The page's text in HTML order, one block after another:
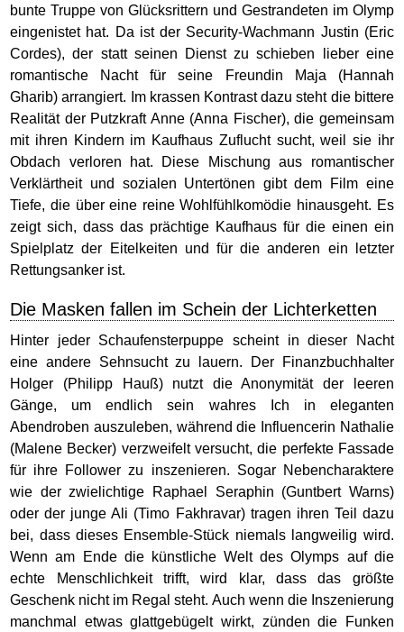
bunte Truppe von Glücksrittern und Gestrandeten im Olymp
eingenistet hat. Da ist der Security-Wachmann Justin (Eric
Cordes), der statt seinen Dienst zu schieben lieber eine
romantische Nacht für seine Freundin Maja (Hannah
Gharib) arrangiert. Im krassen Kontrast dazu steht die bittere
Realität der Putzkraft Anne (Anna Fischer), die gemeinsam
mit ihren Kindern im Kaufhaus Zuflucht sucht, weil sie ihr
Obdach verloren hat. Diese Mischung aus romantischer
Verklärtheit und sozialen Untertönen gibt dem Film eine
Tiefe, die über eine reine Wohlfühlkomödie hinausgeht. Es
zeigt sich, dass das prächtige Kaufhaus für die einen ein
Spielplatz der Eitelkeiten und für die anderen ein letzter
Rettungsanker ist.
Die Masken fallen im Schein der Lichterketten
Hinter jeder Schaufensterpuppe scheint in dieser Nacht
eine andere Sehnsucht zu lauern. Der Finanzbuchhalter
Holger (Philipp Hauß) nutzt die Anonymität der leeren
Gänge, um endlich sein wahres Ich in eleganten
Abendroben auszuleben, während die Influencerin Nathalie
(Malene Becker) verzweifelt versucht, die perfekte Fassade
für ihre Follower zu inszenieren. Sogar Nebencharaktere
wie der zwielichtige Raphael Seraphin (Guntbert Warns)
oder der junge Ali (Timo Fakhravar) tragen ihren Teil dazu
bei, dass dieses Ensemble-Stück niemals langweilig wird.
Wenn am Ende die künstliche Welt des Olymps auf die
echte Menschlichkeit trifft, wird klar, dass das größte
Geschenk nicht im Regal steht. Auch wenn die Inszenierung
manchmal etwas glattgebügelt wirkt, zünden die Funken